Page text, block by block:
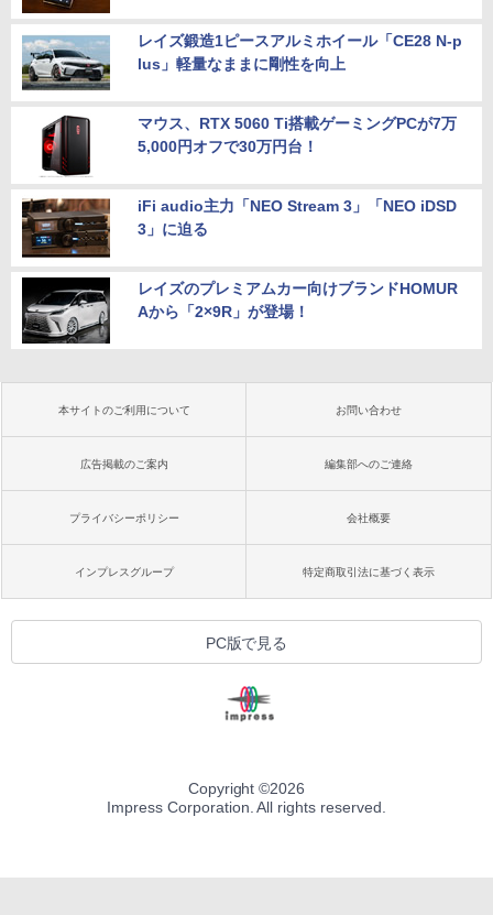
レイズ鍛造1ピースアルミホイール「CE28 N-p
lus」軽量なままに剛性を向上
マウス、RTX 5060 Ti搭載ゲーミングPCが7万
5,000円オフで30万円台！
iFi audio主力「NEO Stream 3」「NEO iDSD
3」に迫る
レイズのプレミアムカー向けブランドHOMUR
Aから「2×9R」が登場！
本サイトのご利用について お問い合わせ
広告掲載のご案内 編集部へのご連絡
プライバシーポリシー 会社概要
インプレスグループ 特定商取引法に基づく表示
PC版で見る
Copyright ©2026
Impress Corporation. All rights reserved.